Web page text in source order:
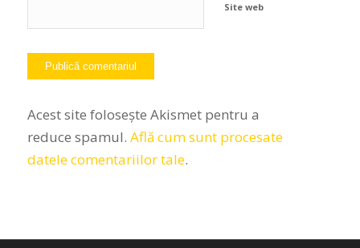
Site web
Acest site folosește Akismet pentru a
reduce spamul. Află cum sunt procesate
datele comentariilor tale.